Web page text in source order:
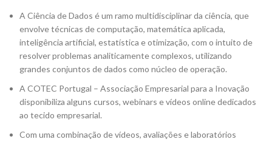
A Ciência de Dados é um ramo multidisciplinar da ciência, que
envolve técnicas de computação, matemática aplicada,
inteligência artificial, estatística e otimização, com o intuito de
resolver problemas analiticamente complexos, utilizando
grandes conjuntos de dados como núcleo de operação.
A COTEC Portugal – Associação Empresarial para a Inovação
disponibiliza alguns cursos, webinars e vídeos online dedicados
ao tecido empresarial.
Com uma combinação de vídeos, avaliações e laboratórios